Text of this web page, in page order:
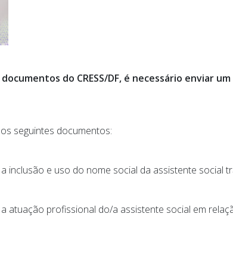
do CRESS/DF, é necessário enviar
seguintes documentos:
inclusão e uso do nome social da assistente social
atuação profissional do/a assistente social em